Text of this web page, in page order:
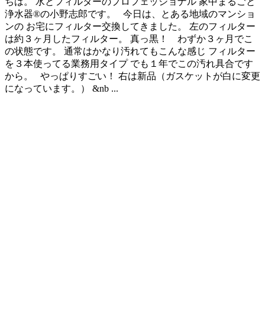
浄水器®の小野志郎です。 今日は、とある地域のマンショ
ンの お宅にフィルター交換してきました。 左のフィルター
は約３ヶ月したフィルター。 真っ黒！ わずか３ヶ月でこ
の状態です。 通常はかなり汚れてもこんな感じ フィルター
を３本使ってる業務用タイプ でも１年でこの汚れ具合です
から。 やっぱりすごい！ 右は新品（ガスケットが白に変更
になっています。） &nb ...